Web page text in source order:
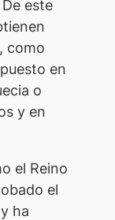
este
como
en
o
y en
el Reino
el
ha